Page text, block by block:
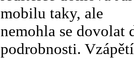
mobilu taky, ale
nemohla se dovolat
podrobnosti.